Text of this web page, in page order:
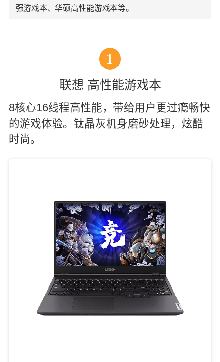
强游戏本、华硕高性能游戏本等。
1
联想 高性能游戏本
8核心16线程高性能，带给用户更过瘾畅快
的游戏体验。钛晶灰机身磨砂处理，炫酷
时尚。